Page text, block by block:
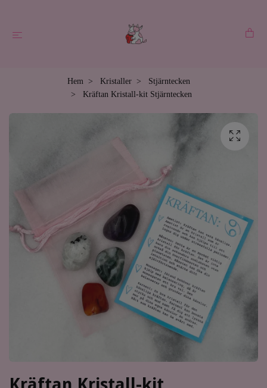
Hem Kristaller
Stjärntecken
Kräftan Kristall-kit Stjärntecken